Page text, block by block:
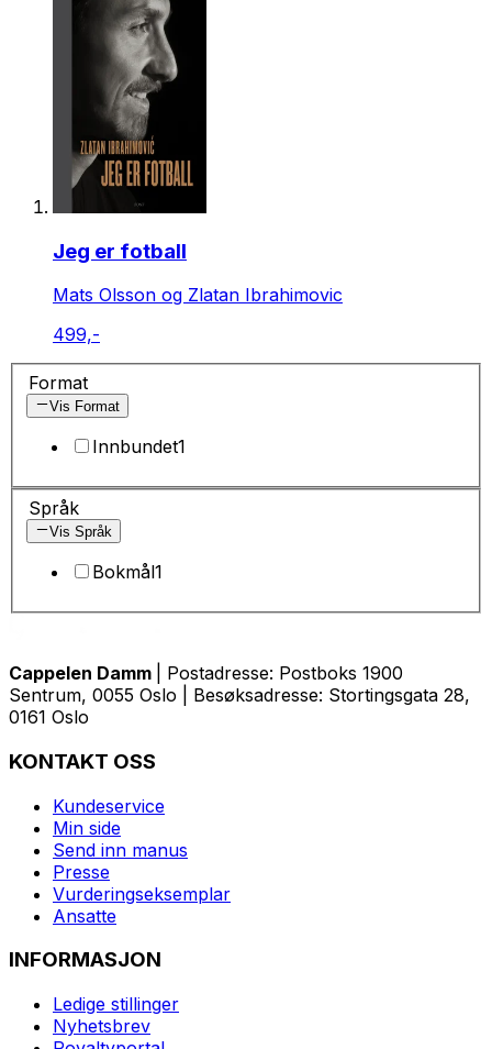
Jeg er fotball
Mats Olsson og Zlatan Ibrahimovic
499,-
Format
Vis Format
Innbundet1
Språk
Vis Språk
Bokmål1
Cappelen Damm
| Postadresse: Postboks 1900
Sentrum, 0055 Oslo | Besøksadresse: Stortingsgata 28,
0161 Oslo
KONTAKT OSS
Kundeservice
Min side
Send inn manus
Presse
Vurderingseksemplar
Ansatte
INFORMASJON
Ledige stillinger
Nyhetsbrev